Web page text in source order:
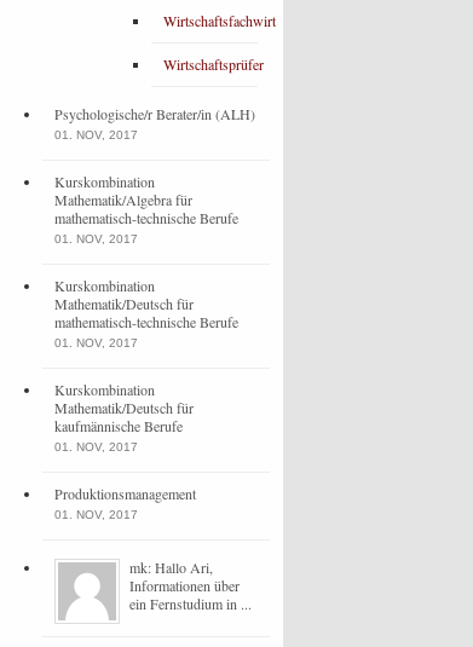
Wirtschaftsfachwirt
Wirtschaftsprüfer
Psychologische/r Berater/in (ALH)
01. NOV, 2017
Kurskombination
Mathematik/Algebra für
mathematisch-technische Berufe
01. NOV, 2017
Kurskombination
Mathematik/Deutsch für
mathematisch-technische Berufe
01. NOV, 2017
Kurskombination
Mathematik/Deutsch für
kaufmännische Berufe
01. NOV, 2017
Produktionsmanagement
01. NOV, 2017
mk: Hallo Ari,
Informationen über
ein Fernstudium in ...